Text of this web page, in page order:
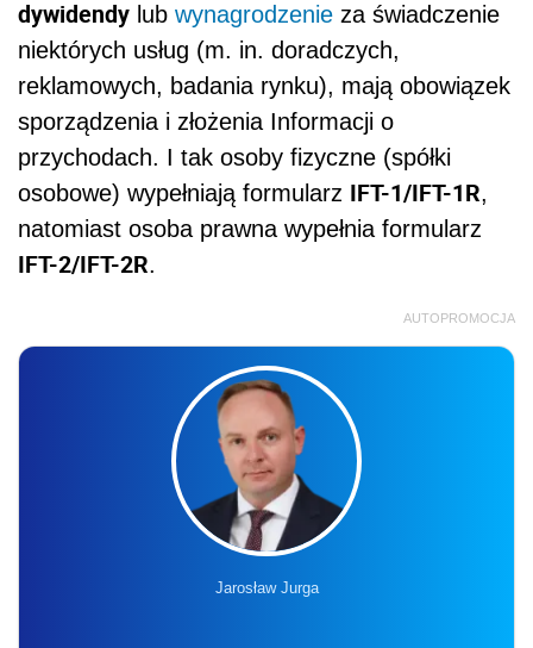
dywidendy lub wynagrodzenie za świadczenie
niektórych usług (m. in. doradczych,
reklamowych, badania rynku), mają obowiązek
sporządzenia i złożenia Informacji o
przychodach. I tak osoby fizyczne (spółki
osobowe) wypełniają formularz IFT-1/IFT-1R,
natomiast osoba prawna wypełnia formularz
IFT-2/IFT-2R.
AUTOPROMOCJA
Jarosław Jurga